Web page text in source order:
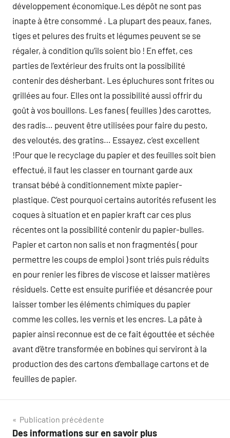
développement économique.Les dépôt ne sont pas
inapte à être consommé . La plupart des peaux, fanes,
tiges et pelures des fruits et légumes peuvent se se
régaler, à condition qu’ils soient bio ! En effet, ces
parties de l’extérieur des fruits ont la possibilité
contenir des désherbant. Les épluchures sont frites ou
grillées au four. Elles ont la possibilité aussi offrir du
goût à vos bouillons. Les fanes ( feuilles ) des carottes,
des radis… peuvent être utilisées pour faire du pesto,
des veloutés, des gratins… Essayez, c’est excellent
!Pour que le recyclage du papier et des feuilles soit bien
effectué, il faut les classer en tournant garde aux
transat bébé à conditionnement mixte papier-
plastique. C’est pourquoi certains autorités refusent les
coques à situation et en papier kraft car ces plus
récentes ont la possibilité contenir du papier-bulles.
Papier et carton non salis et non fragmentés ( pour
permettre les coups de emploi ) sont triés puis réduits
en pour renier les fibres de viscose et laisser matières
résiduels. Cette est ensuite purifiée et désancrée pour
laisser tomber les éléments chimiques du papier
comme les colles, les vernis et les encres. La pâte à
papier ainsi reconnue est de ce fait égouttée et séchée
avant d’être transformée en bobines qui serviront à la
production des des cartons d’emballage cartons et de
feuilles de papier.
Navigation
Publication précédente
Des informations sur en savoir plus